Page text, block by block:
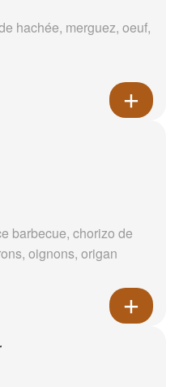
hachée, merguez, oeuf,
barbecue, chorizo de
oignons, origan